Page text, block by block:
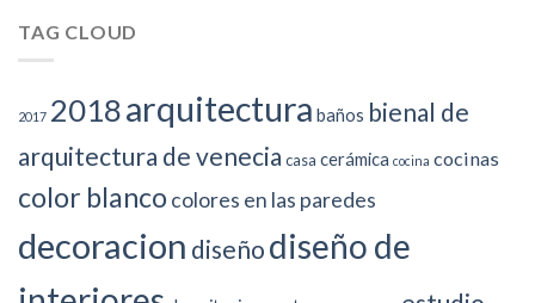
TAG CLOUD
2017 2018arquitectura baños bienal de
arquitectura de venecia casa cerámica cocina cocinas
color blanco colores en las paredes
decoracion diseño diseño de